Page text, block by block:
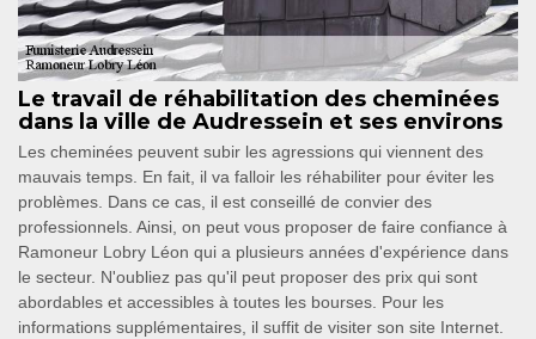
Le travail de réhabilitation des cheminées
dans la ville de Audressein et ses environs
Les cheminées peuvent subir les agressions qui viennent des
mauvais temps. En fait, il va falloir les réhabiliter pour éviter les
problèmes. Dans ce cas, il est conseillé de convier des
professionnels. Ainsi, on peut vous proposer de faire confiance à
Ramoneur Lobry Léon qui a plusieurs années d'expérience dans
le secteur. N'oubliez pas qu'il peut proposer des prix qui sont
abordables et accessibles à toutes les bourses. Pour les
informations supplémentaires, il suffit de visiter son site Internet.